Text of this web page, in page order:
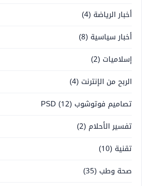
أخبار الرياضة (4)
أخبار سياسية (8)
إسلاميات (2)
الربح من الإنترنت (4)
تصاميم فوتوشوب PSD (12)
تفسير الأحلام (2)
تقنية (10)
صحة وطب (35)